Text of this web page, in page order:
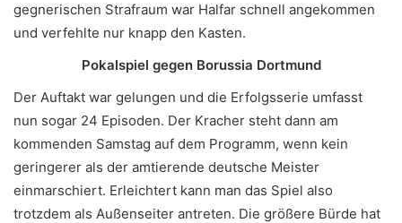
gegnerischen Strafraum war Halfar schnell angekommen
und verfehlte nur knapp den Kasten.
Pokalspiel gegen Borussia Dortmund
Der Auftakt war gelungen und die Erfolgsserie umfasst
nun sogar 24 Episoden. Der Kracher steht dann am
kommenden Samstag auf dem Programm, wenn kein
geringerer als der amtierende deutsche Meister
einmarschiert. Erleichtert kann man das Spiel also
trotzdem als Außenseiter antreten. Die größere Bürde hat